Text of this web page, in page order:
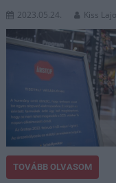
2023.05.24. Kiss
TOVÁBB OLVASOM